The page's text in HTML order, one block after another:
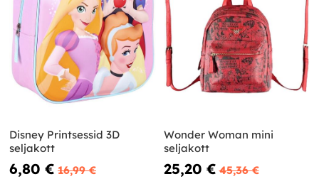
Disney Printsessid 3D
seljakott
6,80 € 16,99 €
Wonder Woman mini
seljakott
25,20 € 45,36 €